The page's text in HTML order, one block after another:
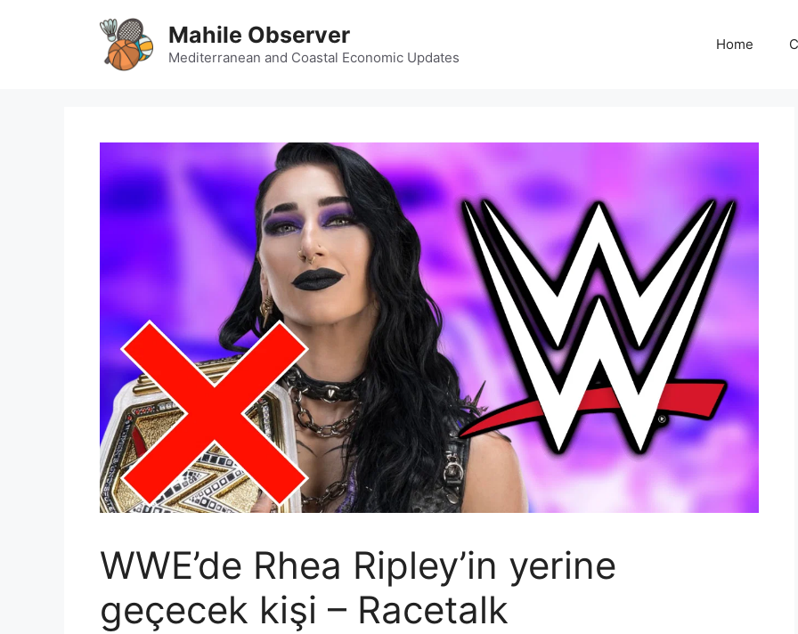
Mahile Observer
Mediterranean and Coastal Economic Updates
Home
WWE’de Rhea Ripley’in yerine
geçecek kişi – Racetalk